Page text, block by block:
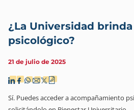
¿La Universidad
psicológico?
21 de julio de 2025
Sí. Puedes acceder a acompañamiento